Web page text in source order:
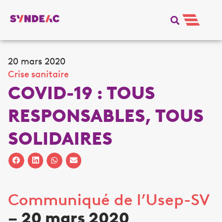
20 mars 2020
Crise sanitaire
COVID-19 : TOUS
RESPONSABLES, TOUS
SOLIDAIRES
Communiqué de l’Usep-SV
– 20 mars 2020